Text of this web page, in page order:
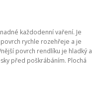
každodenní vaření. Je
rychle rozehřeje a je
povrch rendlíku je hladký a
před poškrábáním. Plochá